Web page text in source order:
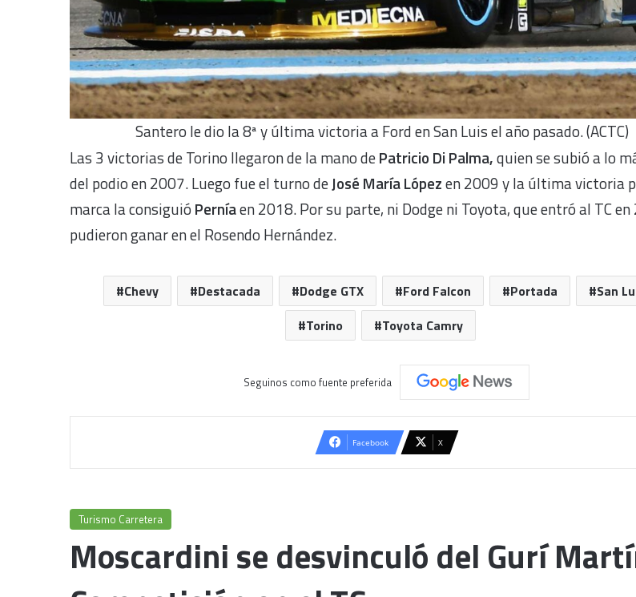
Santero le dio la 8ª y última victoria a Ford en San Luis el año pasado. (ACTC)
Las 3 victorias de Torino llegaron de la mano dePatricio Di Palma,quien se subió a lo
del podio en 2007. Luego fue el turno deJosé María Lópezen 2009 y la última victoria
marca la consiguió Perníaen 2018. Por su parte, ni Dodge ni Toyota, que entró al TC
pudieron ganar en el Rosendo Hernández.
Chevy Destacada Dodge GTX Ford Falcon Portada
San
Torino
Toyota Camry
Seguinos como fuente preferida
Facebook X